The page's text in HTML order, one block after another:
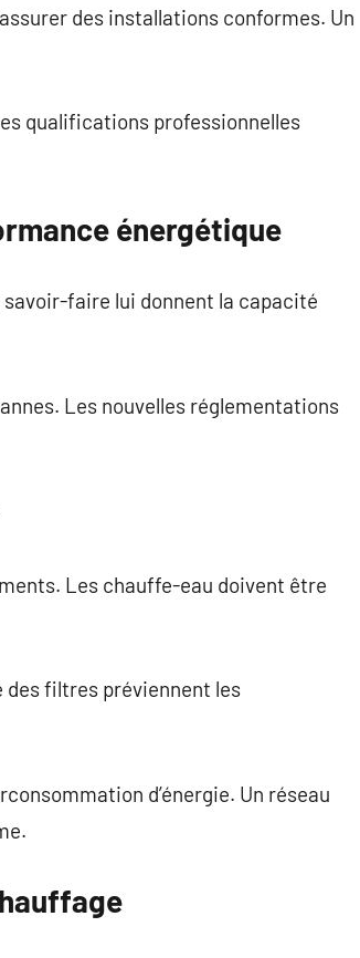
des installations conformes. Un
qualifications professionnelles
énergétique
faire lui donnent la capacité
Les nouvelles réglementations
Les chauffe-eau doivent être
des filtres préviennent les
d’énergie. Un réseau